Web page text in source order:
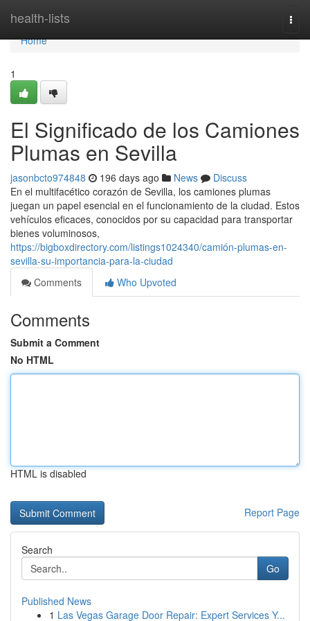
health-lists
Home
Home
1
El Significado de los Camiones
Plumas en Sevilla
jasonbcto974848 196 days ago News
Discuss
En el multifacético corazón de Sevilla, los camiones plumas
juegan un papel esencial en el funcionamiento de la ciudad. Estos
vehículos eficaces, conocidos por su capacidad para transportar
bienes voluminosos,
https://bigboxdirectory.com/listings1024340/camión-plumas-en-
sevilla-su-importancia-para-la-ciudad
Comments
Who Upvoted
Comments
Submit a Comment
No HTML
HTML is disabled
Report Page
Search
Go
Published News
1 Las Vegas Garage Door Repair: Expert Services Y...